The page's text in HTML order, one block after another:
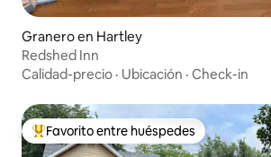
Granero en Hartley
Redshed Inn
Calidad-precio · Ubicación · Check-in
Favorito entre huéspedes preferido
Favorito entre huéspedes